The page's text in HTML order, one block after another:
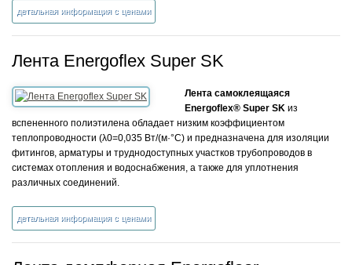
детальная информация с ценами
Лента Energoflex Super SK
Лента самоклеящаяся
Energoflex® Super SK из
вспененного полиэтилена обладает низким коэффициентом
теплопроводности (λ0=0,035 Вт/(м·°С) и предназначена для изоляции
фитингов, арматуры и труднодоступных участков трубопроводов в
системах отопления и водоснабжения, а также для уплотнения
различных соединений.
детальная информация с ценами